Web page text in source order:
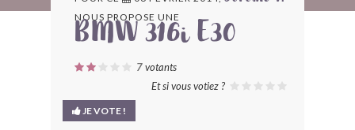
ARCHIVES
LES CONTRIBUTEURS
LE BLOG
NOUS PROPOSE UNE
BMW 316i E30
7votants
Et si vous votiez ?
JE VOTE !